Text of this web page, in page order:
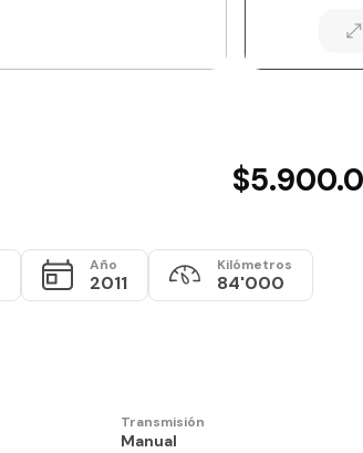
Año
2011
Kilómetros
84'000
Transmisión
Manual